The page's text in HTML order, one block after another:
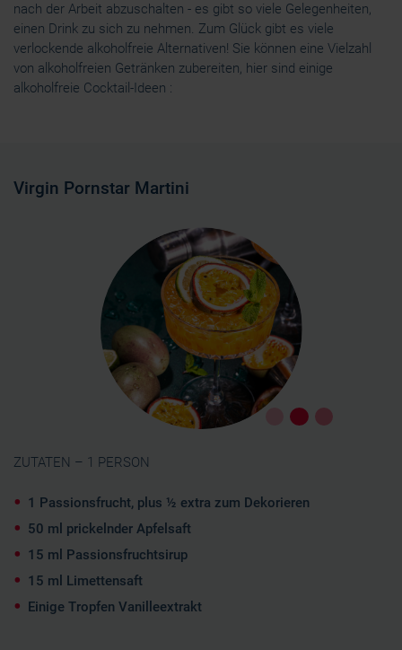
nach der Arbeit abzuschalten - es gibt so viele Gelegenheiten,
einen Drink zu sich zu nehmen. Zum Glück gibt es viele
verlockende alkoholfreie Alternativen! Sie können eine Vielzahl
von alkoholfreien Getränken zubereiten, hier sind einige
alkoholfreie Cocktail-Ideen :
Virgin Pornstar Martini
ZUTATEN – 1 PERSON
1 Passionsfrucht, plus ½ extra zum Dekorieren
50 ml prickelnder Apfelsaft
15 ml Passionsfruchtsirup
15 ml Limettensaft
Einige Tropfen Vanilleextrakt